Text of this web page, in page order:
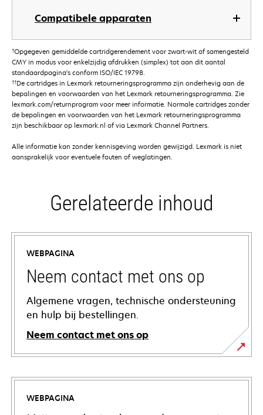
Compatibele apparaten
†Opgegeven gemiddelde cartridgerendement voor zwart-wit of samengesteld
CMY in modus voor enkelzijdig afdrukken (simplex) tot aan dit aantal
standaardpagina's conform ISO/IEC 19798.
††De cartridges in Lexmark retourneringsprogramma zijn onderhevig aan de
bepalingen en voorwaarden van het Lexmark retourneringsprogramma. Zie
lexmark.com/returnprogram voor meer informatie. Normale cartridges zonder
de bepalingen en voorwaarden van het Lexmark retourneringsprogramma
zijn beschikbaar op lexmark.nl of via Lexmark Channel Partners.
Alle informatie kan zonder kennisgeving worden gewijzigd. Lexmark is niet
aansprakelijk voor eventuele fouten of weglatingen.
Gerelateerde inhoud
WEBPAGINA
Neem contact met ons op
Algemene vragen, technische ondersteuning
en hulp bij bestellingen.
Neem contact met ons op
WEBPAGINA